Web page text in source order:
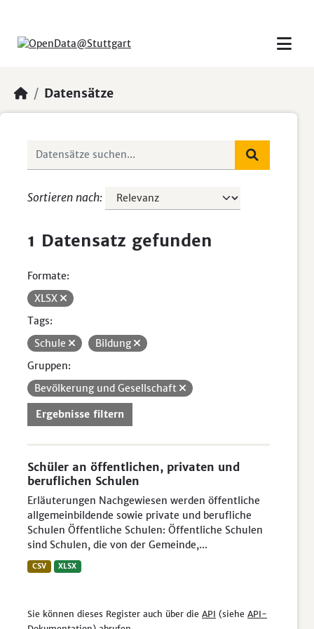
Datensätze
Sortieren nach
1 Datensatz gefunden
Formate:
XLSX
Tags:
Schule
Bildung
Gruppen:
Bevölkerung und Gesellschaft
Ergebnisse filtern
Schüler an öffentlichen, privaten und
beruflichen Schulen
Erläuterungen Nachgewiesen werden öffentliche
allgemeinbildende sowie private und berufliche
Schulen Öffentliche Schulen: Öffentliche Schulen
sind Schulen, die von der Gemeinde,...
CSV XLSX
Sie können dieses Register auch über die API (siehe API-